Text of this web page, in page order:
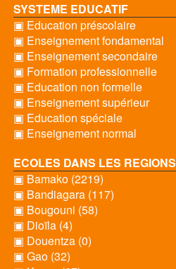
SYSTEME EDUCATIF
▣ Education préscolaire
▣ Enseignement fondamental
▣ Enseignement secondaire
▣ Formation professionnelle
▣ Education non formelle
▣ Enseignement supérieur
▣ Education spéciale
▣ Enseignement normal
ECOLES DANS LES REGIONS
▣ Bamako (2219)
▣ Bandiagara (117)
▣ Bougouni (58)
▣ Dioïla (4)
▣ Douentza (0)
▣ Gao (32)